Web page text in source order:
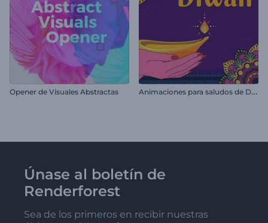
Opener de Visuales Abstractas A
nimaciones para saludos de Diwali
Únase al boletín de
Renderforest
Sea de los primeros en recibir nuestras